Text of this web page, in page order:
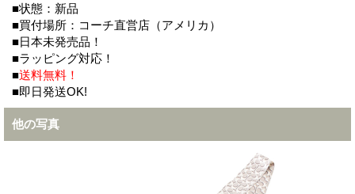
■状態：新品
■買付場所：コーチ直営店（アメリカ）
■日本未発売品！
■ラッピング対応！
■送料無料！
■即日発送OK!
他の写真